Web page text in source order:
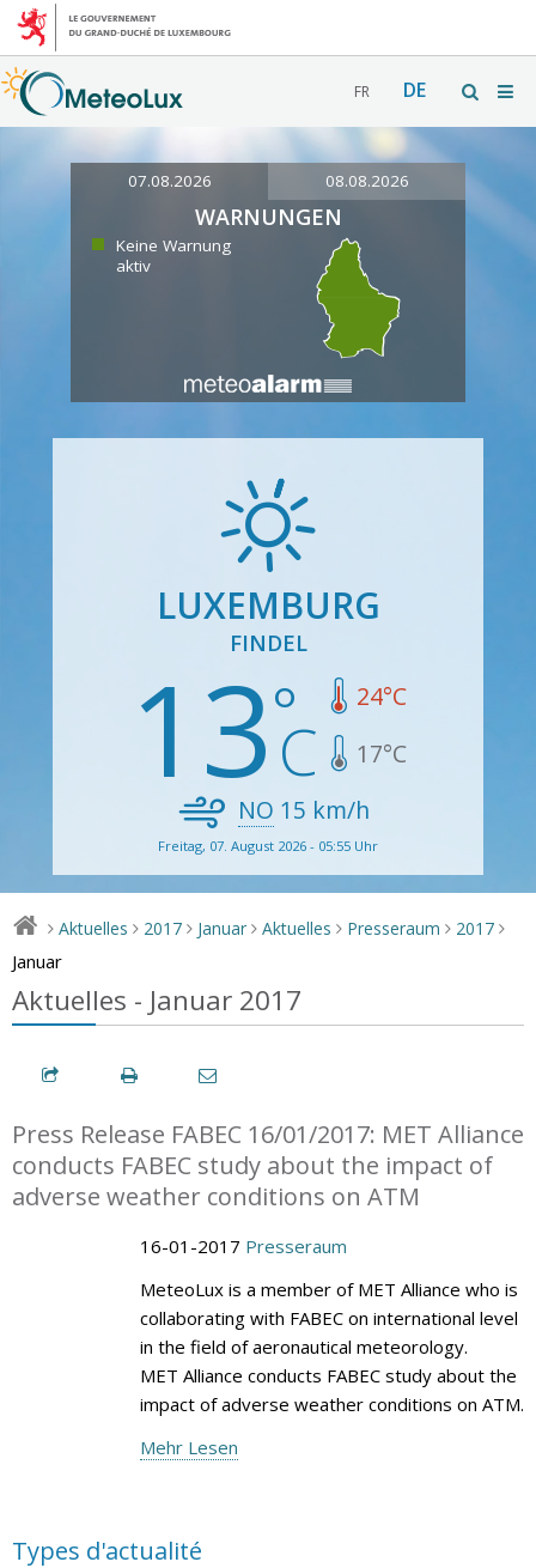
FR DE
07.08.2026 08.08.2026
WARNUNGEN
Keine Warnung
aktiv
LUXEMBURG
FINDEL
13 24°C
17°C
NO 15 km/h
Freitag, 07. August 2026 - 05:55 Uhr
> Aktuelles > 2017 > Januar > Aktuelles > Presseraum > 2017 >
Januar
Aktuelles - Januar 2017
Press Release FABEC 16/01/2017: MET Alliance
conducts FABEC study about the impact of
adverse weather conditions on ATM
16-01-2017 Presseraum
MeteoLux is a member of MET Alliance who is
collaborating with FABEC on international level
in the field of aeronautical meteorology.
MET Alliance conducts FABEC study about the
impact of adverse weather conditions on ATM.
Mehr Lesen
Types d'actualité